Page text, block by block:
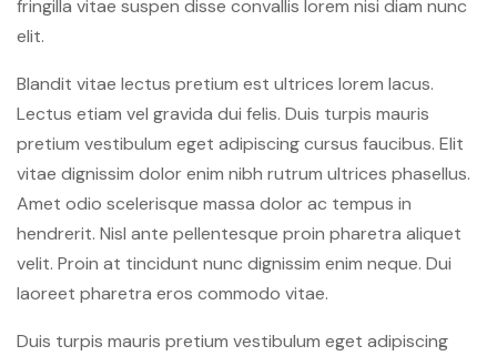
fringilla vitae suspen disse convallis lorem nisi diam nunc
elit.
Blandit vitae lectus pretium est ultrices lorem lacus.
Lectus etiam vel gravida dui felis. Duis turpis mauris
pretium vestibulum eget adipiscing cursus faucibus. Elit
vitae dignissim dolor enim nibh rutrum ultrices phasellus.
Amet odio scelerisque massa dolor ac tempus in
hendrerit. Nisl ante pellentesque proin pharetra aliquet
velit. Proin at tincidunt nunc dignissim enim neque. Dui
laoreet pharetra eros commodo vitae.
Duis turpis mauris pretium vestibulum eget adipiscing